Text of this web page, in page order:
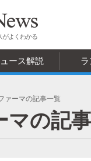
がよくわかる
ース解説
ァーマの記事一覧
マの記